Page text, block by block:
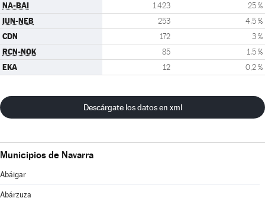
NA-BAI 1.423 25 %
IUN-NEB 253 4,5 %
CDN 172 3 %
RCN-NOK 85 1,5 %
EKA 12 0,2 %
Descárgate los datos en xml
Municipios de Navarra
Abáigar
Abárzuza